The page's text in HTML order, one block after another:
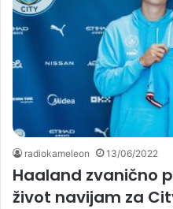
radiokameleon 13/06/2022
Haaland zvanično
život navijam za